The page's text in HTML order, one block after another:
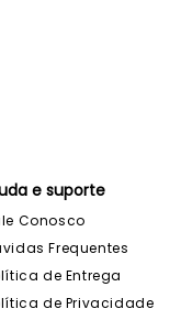
e suporte
Conosco
Frequentes
de Entrega
de Privacidade